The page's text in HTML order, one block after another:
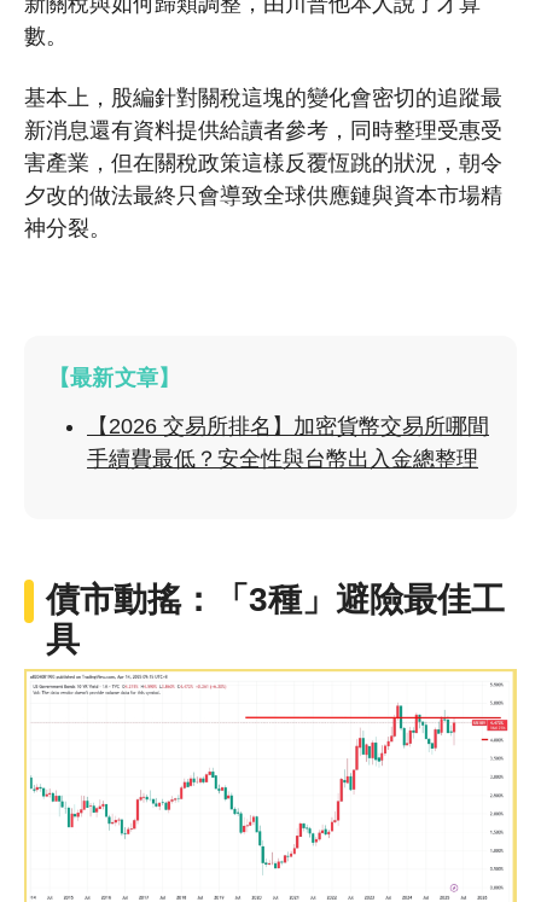
數。
基本上，股編針對關稅這塊的變化會密切的追蹤最
新消息還有資料提供給讀者參考，同時整理受惠受
害產業，但在關稅政策這樣反覆恆跳的狀況， 朝令
夕改的做法最終只會導致全球供應鏈與資本市場精
神分裂。
【最新文章】
【2026 交易所排名】加密貨幣交易所哪間
手續費最低？安全性與台幣出入金總整理
債市動搖：「3種」避險最佳工
具